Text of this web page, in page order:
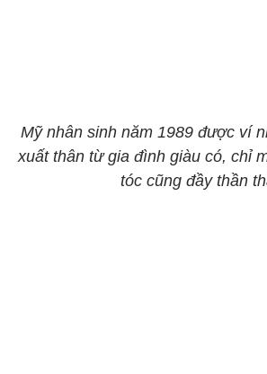
Mỹ nhân sinh năm 1989 được ví
xuất thân từ gia đình giàu có, chỉ
tóc cũng đầy thần